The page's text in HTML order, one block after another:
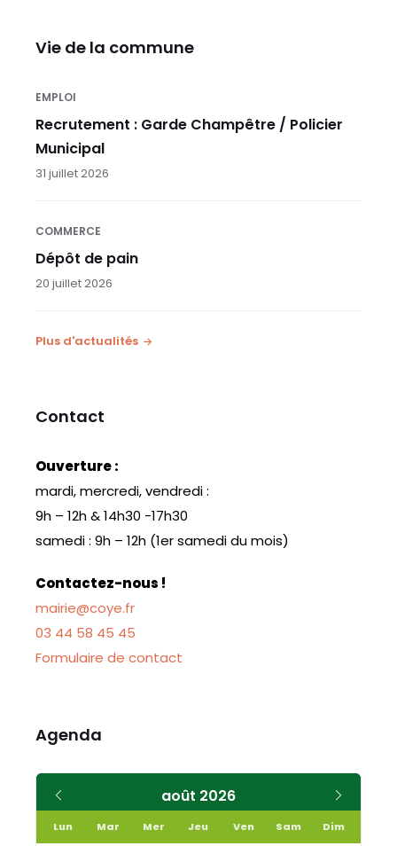
Vie de la commune
EMPLOI
Recrutement : Garde Champêtre / Policier
Municipal
31 juillet 2026
COMMERCE
Dépôt de pain
20 juillet 2026
Plus d'actualités
Contact
Ouverture :
mardi, mercredi, vendredi :
9h – 12h & 14h30 -17h30
samedi : 9h – 12h (1er samedi du mois)
Contactez-nous !
mairie@coye.fr
03 44 58 45 45
Formulaire de contact
Agenda
août 2026
précédent
Lun Mar Mer Jeu Ven Sam Dim